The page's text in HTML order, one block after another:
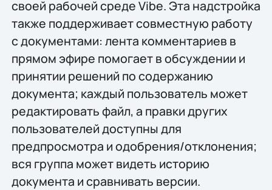
своей рабочей среде Vibe. Эта надстройка
также поддерживает совместную работу
с документами: лента комментариев в
прямом эфире помогает в обсуждении и
принятии решений по содержанию
документа; каждый пользователь может
редактировать файл, а правки других
пользователей доступны для
предпросмотра и одобрения/отклонения;
вся группа может видеть историю
документа и сравнивать версии.